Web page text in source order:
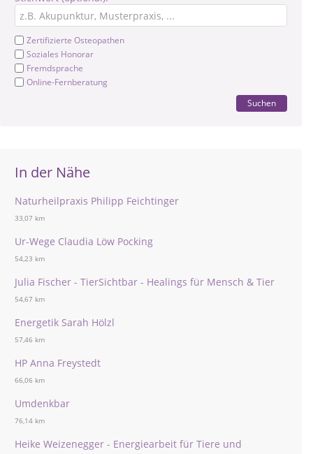
Zertifizierte Osteopathen
Soziales Honorar
Fremdsprache
Online-Fernberatung
Suchen
In der Nähe
Naturheilpraxis Philipp Feichtinger
33,07 km
Ur-Wege Claudia Löw Pocking
54,23 km
Julia Fischer - TierSichtbar - Healings für Mensch & Tier
54,67 km
Energetik Sarah Hölzl
57,46 km
HP Anna Freystedt
66,06 km
Umdenkbar
76,14 km
Heike Weizenegger - Energiearbeit für Tiere und